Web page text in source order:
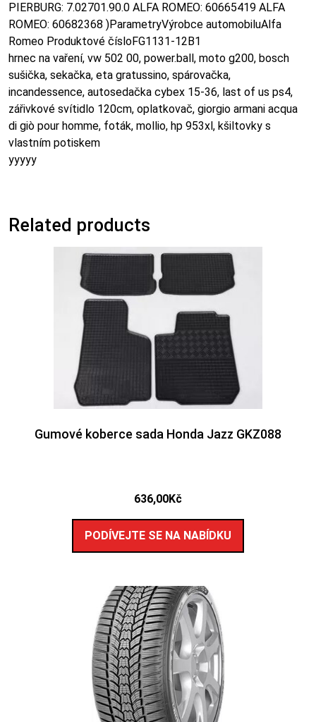
PIERBURG: 7.02701.90.0 ALFA ROMEO: 60665419 ALFA
ROMEO: 60682368 )ParametryVýrobce automobiluAlfa
Romeo Produktové čísloFG1131-12B1
hrnec na vaření, vw 502 00, power.ball, moto g200, bosch
sušička, sekačka, eta gratussino, spárovačka,
incandessence, autosedačka cybex 15-36, last of us ps4,
zářivkové svítidlo 120cm, oplatkovač, giorgio armani acqua
di giò pour homme, foták, mollio, hp 953xl, kšiltovky s
vlastním potiskem
yyyyy
Related products
Gumové koberce sada Honda Jazz GKZ088
636,00Kč
PODÍVEJTE SE NA NABÍDKU